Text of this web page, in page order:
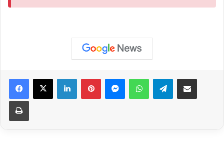
Facebook
X LinkedinPinterestMessengerWhatsAppTelegramCompartilhar via e-mail
Imprimir